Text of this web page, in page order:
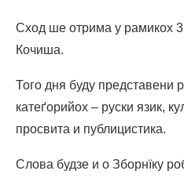
Сход ше отрима у рамикох
Кочиша.
Того дня буду представени
катеґорийох – руски язик,
просвита и публицистика.
Слова будзе и о Зборнїку